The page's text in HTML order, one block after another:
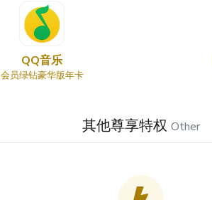
QQ音乐
会员绿钻豪华版年卡
其他尊享特权 Other